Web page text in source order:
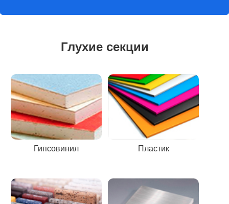
Глухие секции
Гипсовинил Пластик